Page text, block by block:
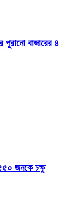
পুরানো বাজারের ৪
৫৫০ জনকে চক্ষু